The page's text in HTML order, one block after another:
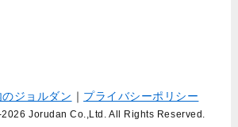
ジョルダン ｜ プライバシーポリシー
2026 Jorudan Co.,Ltd. All Rights Reserved.